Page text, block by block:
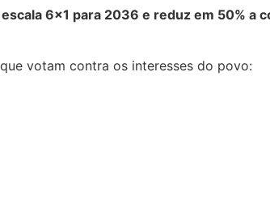
6×1 para 2036 e reduz em 50% a
votam contra os interesses do povo: